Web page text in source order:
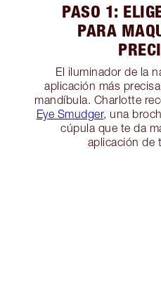
PASO 1:
PARA
El iluminador de la
aplicación más
mandíbula. Charlotte
Eye Smudger, una
cúpula que te da
aplicación de